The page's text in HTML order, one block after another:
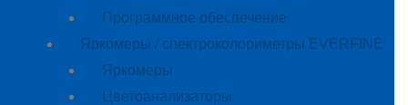
Программное обеспечение
Яркомеры / спектроколориметры EVERFINE
Яркомеры
Цветоанализаторы